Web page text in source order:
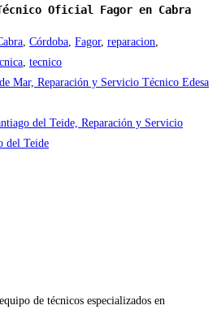
Oficial Fagor en Cabra
, Córdoba, Fagor, reparacion,
, tecnico
Mar, Reparación y Servicio Técnico Edesa
del Teide, Reparación y Servicio
del Teide
de técnicos especializados en